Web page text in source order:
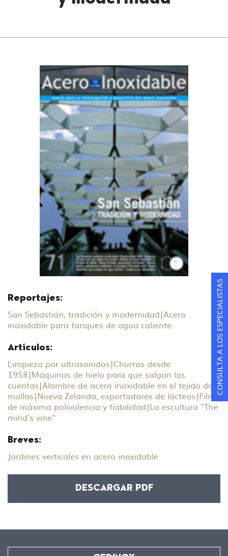
Reportajes:
San Sebastián, tradición y modernidad|Acero
inoxidable para tanques de agua caliente
Artículos:
Limpieza por ultrasonidos|Churros desde
1958|Máquinas de hielo para que salgan las
cuentas|Alambre de acero inoxidable en el tejido de
mallas|Nueva Zelanda, exportadores de lácteos|Film
de máxima polivalencia y fiabilidad|La escultura "The
mind's vine"
Breves:
Jardines verticales en acero inoxidable
DESCARGAR PDF
CONSULTA A LOS ESPECIALISTAS